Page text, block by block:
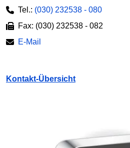
Tel.: (030) 232538 - 080
Fax: (030) 232538 - 082
E-Mail
Kontakt-Übersicht